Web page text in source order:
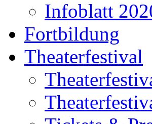
Infoblatt
Fortbildung
Theaterfestival